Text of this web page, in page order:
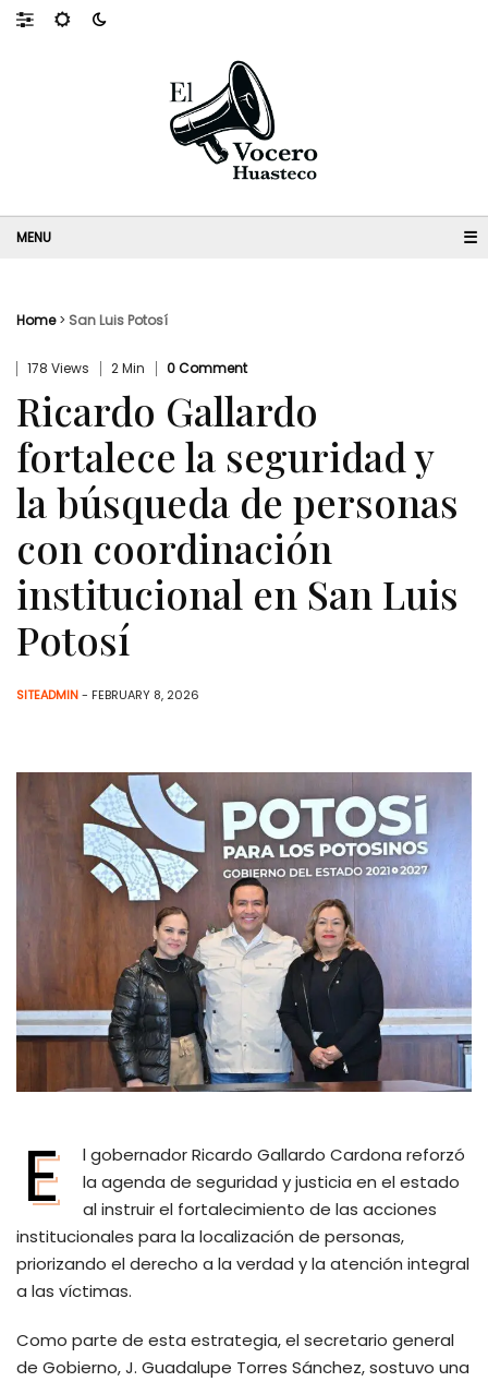
☰
Home> San Luis Potosí
178 Views 2 Min 0 Comment
Ricardo Gallardo
fortalece la seguridad y
la búsqueda de personas
con coordinación
institucional en San Luis
Potosí
SITEADMIN- FEBRUARY 8, 2026
E
l gobernador Ricardo Gallardo Cardona reforzó
la agenda de seguridad y justicia en el estado
al instruir el fortalecimiento de las acciones
institucionales para la localización de personas,
priorizando el derecho a la verdad y la atención integral
a las víctimas.
Como parte de esta estrategia, el secretario general
de Gobierno, J. Guadalupe Torres Sánchez, sostuvo una